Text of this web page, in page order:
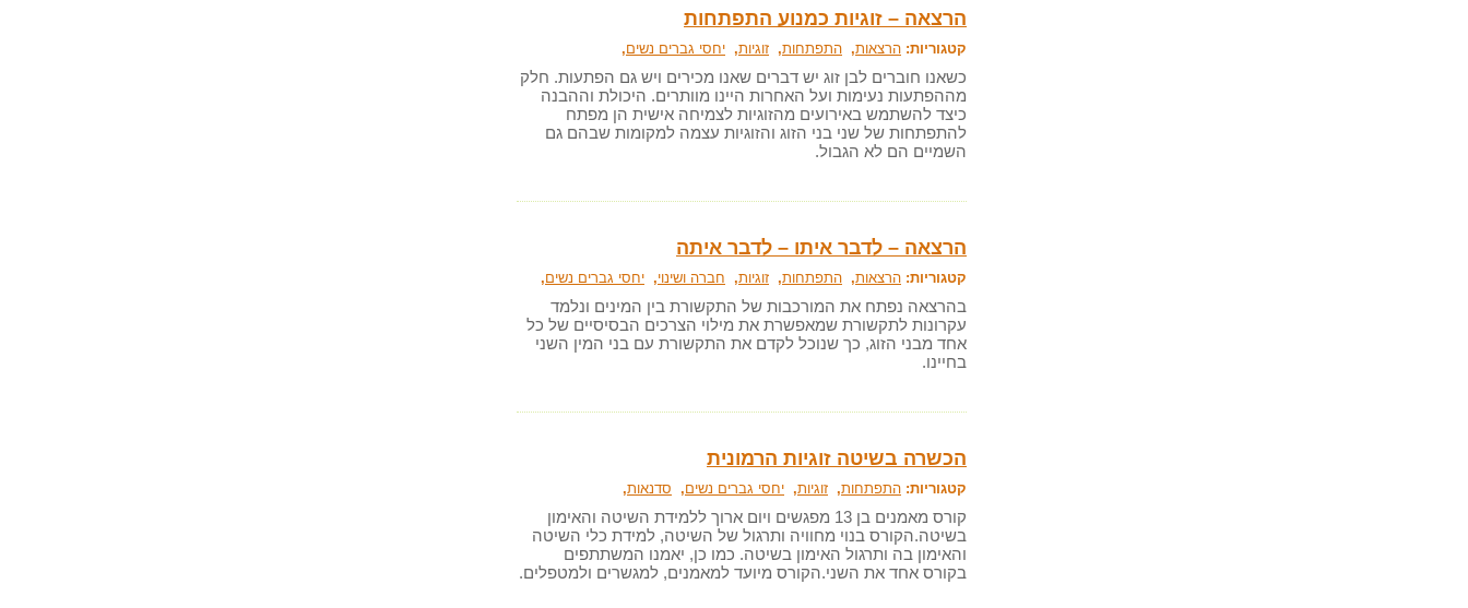
הרצאה – זוגיות כמנוע התפתחות
קטגוריות: הרצאות, התפתחות, זוגיות, יחסי גברים נשים,
כשאנו חוברים לבן זוג יש דברים שאנו מכירים ויש גם הפתעות. חלק
מההפתעות נעימות ועל האחרות היינו מוותרים. היכולת וההבנה
כיצד להשתמש באירועים מהזוגיות לצמיחה אישית הן מפתח
להתפתחות של שני בני הזוג והזוגיות עצמה למקומות שבהם גם
השמיים הם לא הגבול.
הרצאה – לדבר איתו – לדבר איתה
קטגוריות: הרצאות, התפתחות, זוגיות, חברה ושינוי, יחסי גברים נשים,
בהרצאה נפתח את המורכבות של התקשורת בין המינים ונלמד
עקרונות לתקשורת שמאפשרת את מילוי הצרכים הבסיסיים של כל
אחד מבני הזוג, כך שנוכל לקדם את התקשורת עם בני המין השני
בחיינו.
הכשרה בשיטה זוגיות הרמונית
קטגוריות: התפתחות, זוגיות, יחסי גברים נשים, סדנאות,
קורס מאמנים בן 13 מפגשים ויום ארוך ללמידת השיטה והאימון
בשיטה.הקורס בנוי מחוויה ותרגול של השיטה, למידת כלי השיטה
והאימון בה ותרגול האימון בשיטה. כמו כן, יאמנו המשתתפים
בקורס אחד את השני.הקורס מיועד למאמנים, למגשרים ולמטפלים.